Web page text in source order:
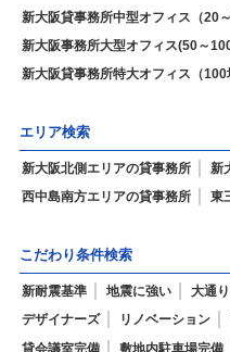
新大阪貸事務所中型オフィス（20～
新大阪事務所大型オフィス(50～
新大阪貸事務所特大オフィス（100
エリア検索
新大阪北側エリアの貸事務所
新
西中島南方エリアの貸事務所
東
こだわり条件検索
新耐震基準 地震に強い 大通
デザイナーズ
リノベーション
貸会議室完備
敷地内駐車場完備